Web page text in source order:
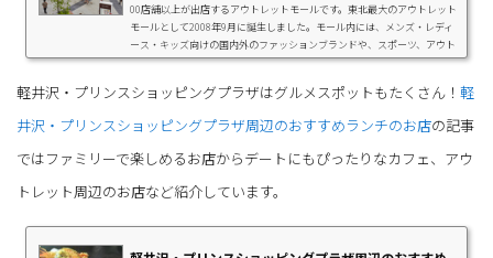
00店舗以上が出店するアウトレットモールです。東北最大のアウトレット
モールとして2008年9月に誕生しました。モール内には、メンズ・レディ
ース・キッズ向けの国内外のファッションブランドや、スポーツ、アウト
ドア、シューズやバッグなどのファッション雑貨、時計やアクセサリーな
種セールでは、アウトレット価格からさらにお得なスペシャルプライスで
軽井沢・プリンスショッピングプラザはグルメスポットもたくさん！ 軽
井沢・プリンスショッピングプラザ周辺のおすすめランチのお店の記事
ではファミリーで楽しめるお店からデートにもぴったりなカフェ、アウ
トレット周辺のお店など紹介しています。